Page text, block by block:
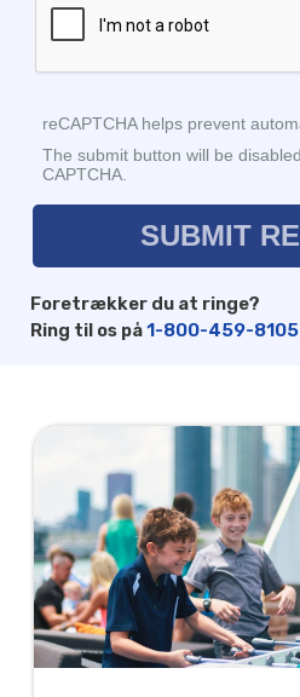
Foretrækker du at ringe?
Ring til os på1-800-459-8105